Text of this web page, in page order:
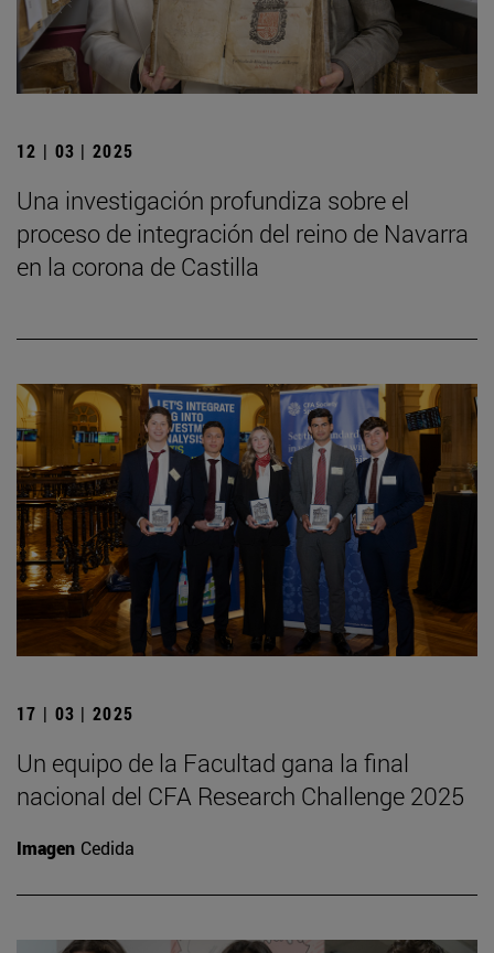
12 | 03 | 2025
Una investigación profundiza sobre el
proceso de integración del reino de Navarra
en la corona de Castilla
17 | 03 | 2025
Un equipo de la Facultad gana la final
nacional del CFA Research Challenge 2025
Imagen Cedida